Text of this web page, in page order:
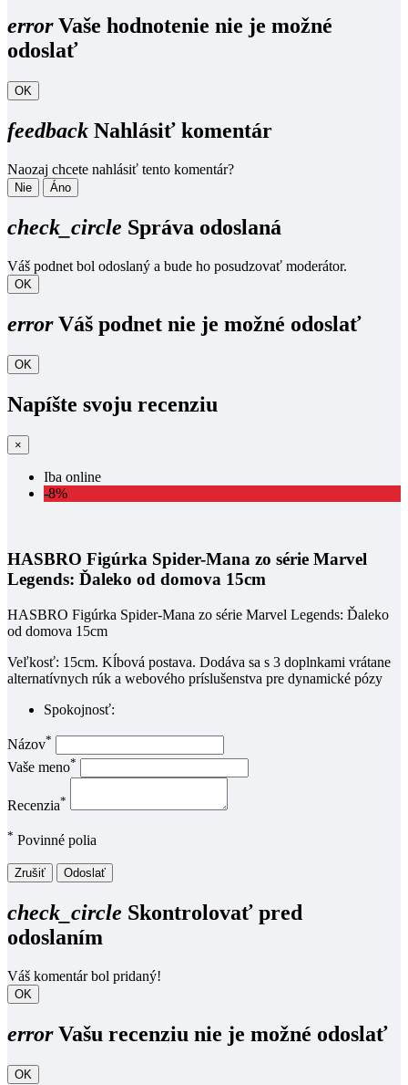
errorVaše hodnotenie nie je možné
odoslať
OK
feedback Nahlásiť komentár
Naozaj chcete nahlásiť tento komentár?
Nie Áno
check_circle Správa odoslaná
Váš podnet bol odoslaný a bude ho posudzovať moderátor.
OK
errorVáš podnet nie je možné odoslať
OK
Napíšte svoju recenziu
×
Iba online
-8%
HASBRO Figúrka Spider-Mana zo série Marvel
Legends: Ďaleko od domova 15cm
HASBRO Figúrka Spider-Mana zo série Marvel Legends: Ďaleko
od domova 15cm
Veľkosť: 15cm. Kĺbová postava. Dodáva sa s 3 doplnkami vrátane
alternatívnych rúk a webového príslušenstva pre dynamické pózy
Spokojnosť:
Názov*
Vaše meno*
Recenzia*
* Povinné polia
Zrušiť Odoslať
check_circle Skontrolovať pred
odoslaním
Váš komentár bol pridaný!
OK
errorVašu recenziu nie je možné odoslať
OK